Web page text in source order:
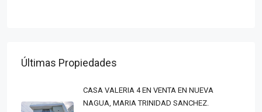
Últimas Propiedades
CASA VALERIA 4 EN VENTA EN NUEVA
NAGUA, MARIA TRINIDAD SANCHEZ.